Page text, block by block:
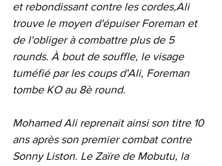
et rebondissant contre les cordes,Ali
trouve le moyen d'épuiser Foreman et
de l'obliger à combattre plus de 5
rounds. À bout de souffle, le visage
tuméfié par les coups d'Ali, Foreman
tombe KO au 8è round.
Mohamed Ali reprenait ainsi son titre 10
ans après son premier combat contre
Sonny Liston. Le Zaïre de Mobutu, la